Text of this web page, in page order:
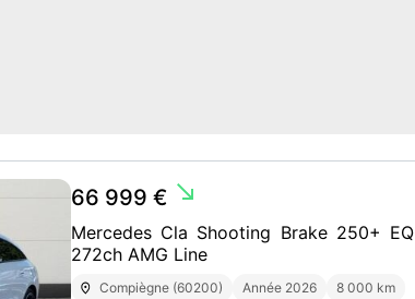
66 999 € south_east
Mercedes Cla Shooting Brake 250+ EQ
272ch AMG Line
Compiègne (60200) Année 2026
8 000 km